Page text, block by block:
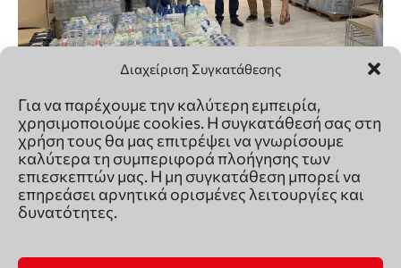
Διαχείριση Συγκατάθεσης
Για να παρέχουμε την καλύτερη εμπειρία,
χρησιμοποιούμε cookies. Η συγκατάθεσή σας στη
χρήση τους θα μας επιτρέψει να γνωρίσουμε
καλύτερα τη συμπεριφορά πλοήγησης των
επιεσκεπτών μας. Η μη συγκατάθεση μπορεί να
επηρεάσει αρνητικά ορισμένες λειτουργίες και
δυνατότητες.